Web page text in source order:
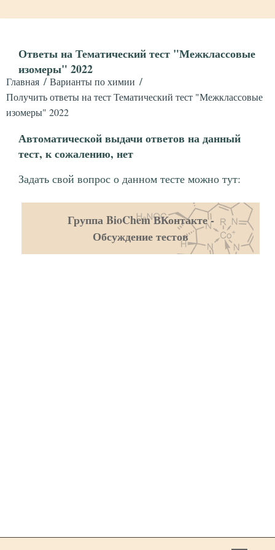
Ответы на Тематический тест "Межклассовые
изомеры" 2022
Главная
Варианты по химии
Получить ответы на тест Тематический тест "Межклассовые
изомеры" 2022
Автоматической выдачи ответов на данный
тест, к сожалению, нет
Задать свой вопрос о данном тесте можно тут:
Группа BioChem ВКонтакте -
Обсуждение тестов